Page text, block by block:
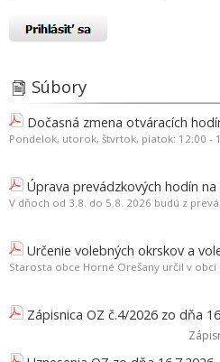
Súbory
Dočasná zmena otváracích
Pondelok, utorok, štvrtok, piatok: 12:00 -
Úprava prevádzkových hodín
V dňoch od 3.8. do 5.8. 2026 budú z
Určenie volebných okrskov a
Starosta obce Horné Orešany určil v obci
Zápisnica OZ č.4/2026 zo dňa